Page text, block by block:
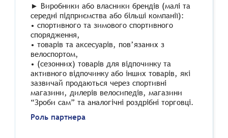
► Виробники або власники брендів (малі та
середні підприємства або більші компанії):
• спортивного та зимового спортивного
спорядження,
• товарів та аксесуарів, пов’язаних з
велоспортом,
• (сезонних) товарів для відпочинку та
активного відпочинку або інших товарів, які
зазвичай продаються через спортивні
магазини, дилерів велосипедів, магазини
“Зроби сам” та аналогічні роздрібні торговці.
Роль партнера